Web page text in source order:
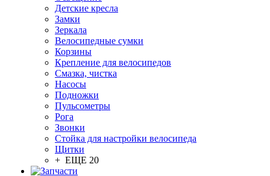
Детские кресла
Замки
Зеркала
Велосипедные сумки
Корзины
Крепление для велосипедов
Смазка, чистка
Насосы
Подножки
Пульсометры
Рога
Звонки
Стойка для настройки велосипеда
Щитки
+ ЕЩЕ 20